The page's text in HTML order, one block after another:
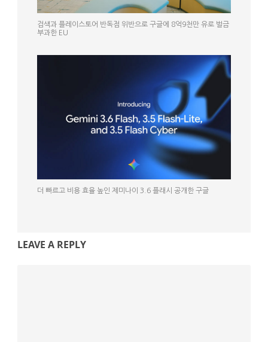
검색과 플레이스토어 반독점 위반으로 구글에 8억9천만 유로 벌금
부과한 EU
더 빠르고 비용 효율 높인 제미나이 3.6 플래시 공개한 구글
LEAVE A REPLY